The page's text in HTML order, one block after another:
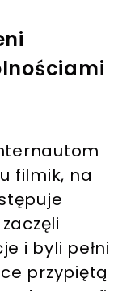
filmik, na
i byli pełni
przypiętą